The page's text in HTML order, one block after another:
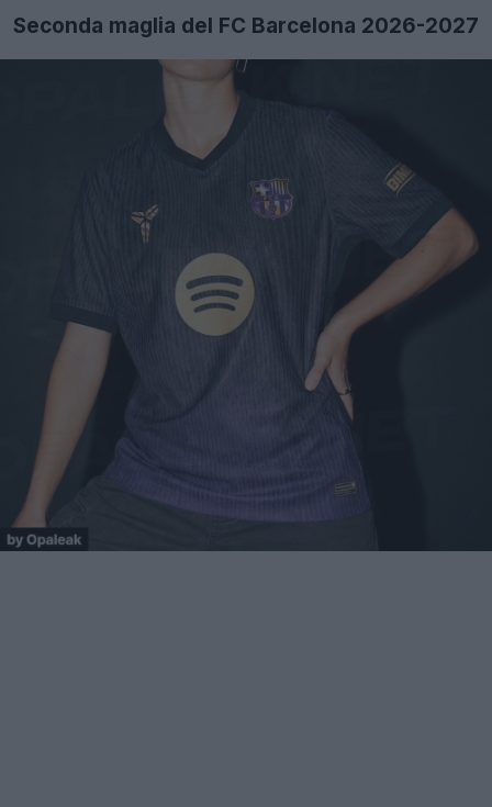
Seconda maglia del FC Barcelona 2026-2027